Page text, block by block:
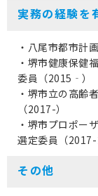
実務の経験を
・八尾市都市計
・堺市健康保健
委員（2015‐）
・堺市立の高齢
（2017-）
・堺市プロポー
選定委員（
その他